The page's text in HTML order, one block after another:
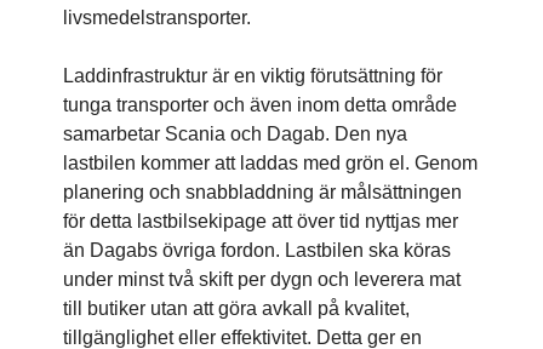
livsmedelstransporter.
Laddinfrastruktur är en viktig förutsättning för
tunga transporter och även inom detta område
samarbetar Scania och Dagab. Den nya
lastbilen kommer att laddas med grön el. Genom
planering och snabbladdning är målsättningen
för detta lastbilsekipage att över tid nyttjas mer
än Dagabs övriga fordon. Lastbilen ska köras
under minst två skift per dygn och leverera mat
till butiker utan att göra avkall på kvalitet,
tillgänglighet eller effektivitet. Detta ger en